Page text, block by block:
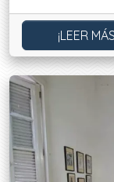
¡LEER